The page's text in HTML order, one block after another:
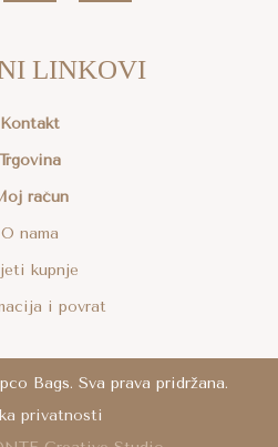
LINKOVI
Kontakt
Trgovina
račun
O nama
kupnje
i povrat
Bags. Sva prava pridržana.
privatnosti